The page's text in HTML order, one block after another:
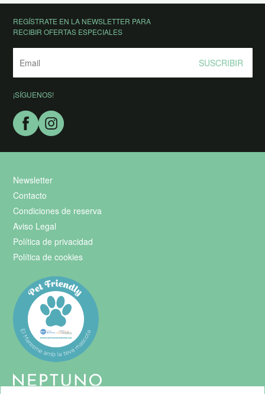
REGÍSTRATE EN LA NEWSLETTER PARA
RECIBIR OFERTAS ESPECIALES
SUSCRIBIR
¡SÍGUENOS!
Newsletter
Contacto
Condiciones de reserva
Aviso Legal
Política de privacidad
Política de cookies